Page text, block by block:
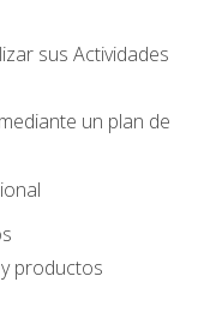
sus Actividades
un plan de
productos